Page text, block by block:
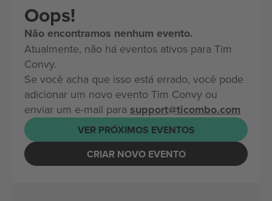
Oops!
Não encontramos nenhum evento.
Atualmente, não há eventos ativos para Tim
Convy.
Se você acha que isso está errado, você pode
adicionar um novo evento Tim Convy ou
enviar um e-mail para support@ticombo.com
VER PRÓXIMOS EVENTOS
CRIAR NOVO EVENTO